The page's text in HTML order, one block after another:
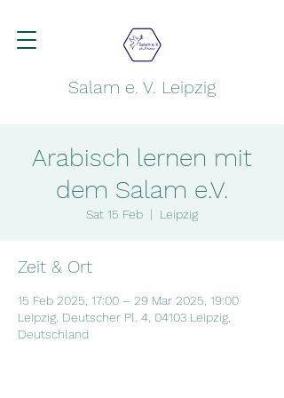
Salam e. V. Leipzig
Arabisch lernen mit
dem Salam e.V.
Sat 15 Feb
  |
Leipzig
Zeit & Ort
15 Feb 2025, 17:00 – 29 Mar 2025, 19:00
Leipzig, Deutscher Pl. 4, 04103 Leipzig,
Deutschland